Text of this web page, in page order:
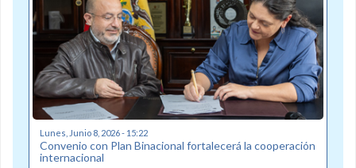
Lunes, Junio 8, 2026 - 15:22
Convenio con Plan Binacional fortalecerá la cooperación
internacional